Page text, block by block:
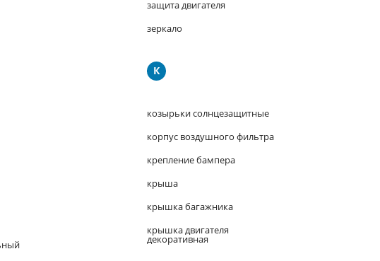
защита двигателя
зеркало
К
козырьки солнцезащитные
корпус воздушного фильтра
крепление бампера
крыша
крышка багажника
крышка двигателя
декоративная